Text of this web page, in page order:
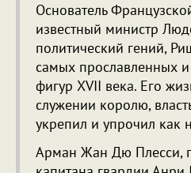
Основатель
известный министр
политический гений,
самых прославленных
фигур XVII века. Его
служении королю,
укрепил и упрочил как
Арман Жан Дю Плесси,